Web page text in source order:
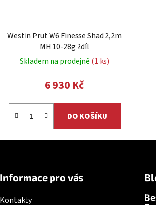
Westin Prut W6 Finesse Shad 2,2m
MH 10-28g 2díl
Skladem na prodejně (1 ks)
6 930 Kč
DO KOŠÍKU
Informace pro vás
Kontakty